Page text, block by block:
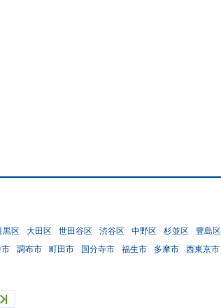
黒区 大田区 世田谷区 渋谷区 中野区 杉並区 豊島区
市 調布市 町田市 国分寺市 福生市 多摩市 西東京市